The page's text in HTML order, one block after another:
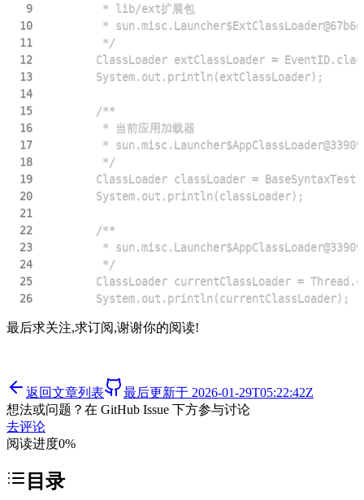
9
10
11
12
13
14
15
16
17
18
19
20
21
22
23
24
25
26
        System.out.println(currentClassLoader);
最后求关注,求订阅,谢谢你的阅读!
返回文章列表 最后更新于 2026-01-29T05:22:42Z
想法或问题？在 GitHub Issue 下方参与讨论
去评论
阅读进度0%
目录